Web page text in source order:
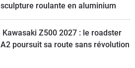
sculpture roulante en aluminium
Kawasaki Z500 2027 : le roadster
A2 poursuit sa route sans révolution